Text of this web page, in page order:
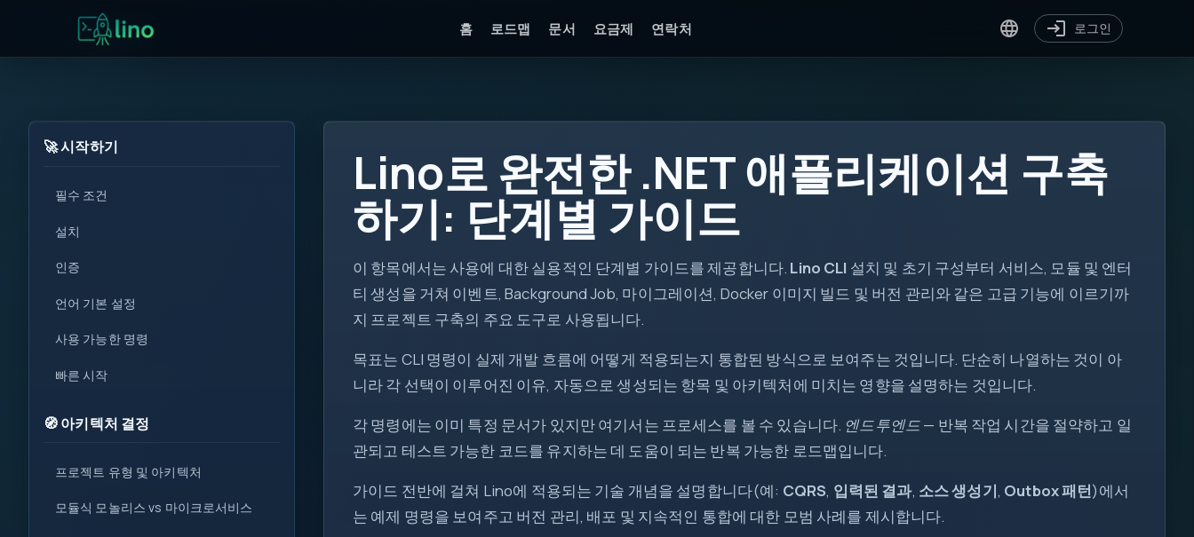
1
for
i++
<T>
set
0
return
api
ok
var
?.
</>
db
홈 로드맵 문서 요금제 연락처 로그인
🚀 시작하기
필수 조건
설치
인증
언어 기본 설정
사용 가능한 명령
빠른 시작
🧭 아키텍처 결정
프로젝트 유형 및 아키텍처
모듈식 모놀리스 vs 마이크로서비스
Lino로 완전한 .NET 애플리케이션 구축
하기: 단계별 가이드
이 항목에서는 사용에 대한 실용적인 단계별 가이드를 제공합니다. Lino CLI 설치 및 초기 구성부터 서비스, 모듈 및 엔터
티 생성을 거쳐 이벤트, Background Job, 마이그레이션, Docker 이미지 빌드 및 버전 관리와 같은 고급 기능에 이르기까
지 프로젝트 구축의 주요 도구로 사용됩니다.
목표는 CLI 명령이 실제 개발 흐름에 어떻게 적용되는지 통합된 방식으로 보여주는 것입니다. 단순히 나열하는 것이 아
니라 각 선택이 이루어진 이유, 자동으로 생성되는 항목 및 아키텍처에 미치는 영향을 설명하는 것입니다.
각 명령에는 이미 특정 문서가 있지만 여기서는 프로세스를 볼 수 있습니다. 엔드투엔드— 반복 작업 시간을 절약하고 일
관되고 테스트 가능한 코드를 유지하는 데 도움이 되는 반복 가능한 로드맵입니다.
가이드 전반에 걸쳐 Lino에 적용되는 기술 개념을 설명합니다(예: CQRS, 입력된 결과, 소스 생성기, Outbox 패턴)에서
는 예제 명령을 보여주고 버전 관리, 배포 및 지속적인 통합에 대한 모범 사례를 제시합니다.